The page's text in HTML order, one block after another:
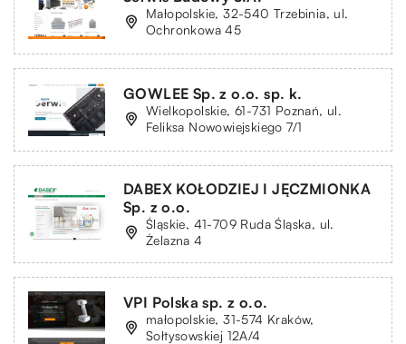
Małopolskie, 32-540 Trzebinia, ul.
Ochronkowa 45
GOWLEE Sp. z o.o. sp. k.
Wielkopolskie, 61-731 Poznań, ul.
Feliksa Nowowiejskiego 7/1
DABEX KOŁODZIEJ I JĘCZMIONKA
Sp. z o.o.
Śląskie, 41-709 Ruda Śląska, ul.
Żelazna 4
VPI Polska sp. z o.o.
małopolskie, 31-574 Kraków,
Sołtysowskiej 12A/4